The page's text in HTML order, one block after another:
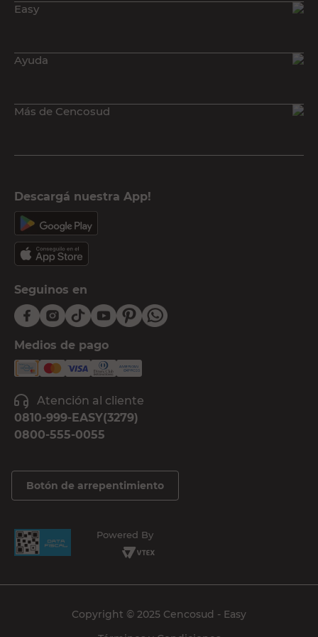
Búsquedas relacionadas a Arena y piedra:
Arena y piedra
Hierros y mallas
Easy
Ayuda
Más de Cencosud
Descargá nuestra App!
Seguinos en
Medios de pago
Atención al cliente
0810-999-EASY(3279)
0800-555-0055
Botón de arrepentimiento
Powered By
Copyright © 2025 Cencosud - Easy